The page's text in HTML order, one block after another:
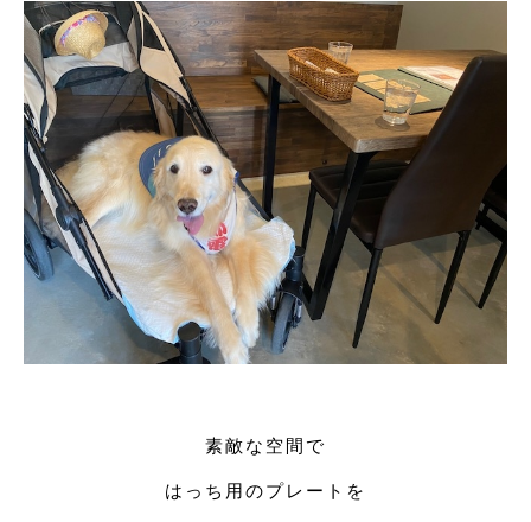
素敵な空間で
はっち用のプレートを